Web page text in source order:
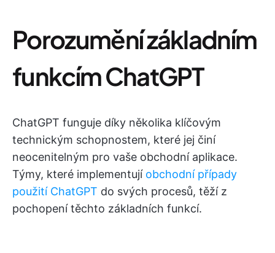
Porozumění základním
funkcím ChatGPT
ChatGPT funguje díky několika klíčovým
technickým schopnostem, které jej činí
neocenitelným pro vaše obchodní aplikace.
Týmy, které implementují obchodní případy
použití ChatGPT do svých procesů, těží z
pochopení těchto základních funkcí.